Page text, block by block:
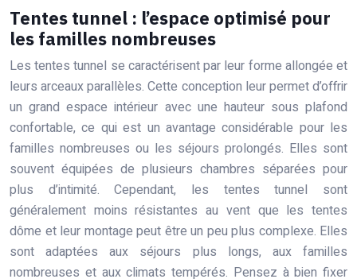
Tentes tunnel : l’espace optimisé pour
les familles nombreuses
Les tentes tunnel se caractérisent par leur forme allongée et
leurs arceaux parallèles. Cette conception leur permet d’offrir
un grand espace intérieur avec une hauteur sous plafond
confortable, ce qui est un avantage considérable pour les
familles nombreuses ou les séjours prolongés. Elles sont
souvent équipées de plusieurs chambres séparées pour
plus d’intimité. Cependant, les tentes tunnel sont
généralement moins résistantes au vent que les tentes
dôme et leur montage peut être un peu plus complexe. Elles
sont adaptées aux séjours plus longs, aux familles
nombreuses et aux climats tempérés. Pensez à bien fixer